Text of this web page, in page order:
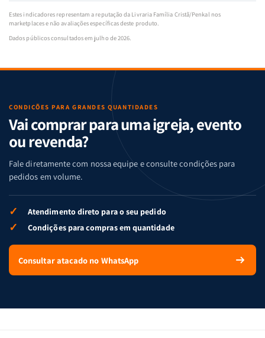
Estes indicadores representam a reputação da Livraria Família Cristã/Penkal nos
marketplaces e não avaliações específicas deste produto.
Dados públicos consultados em julho de 2026.
CONDIÇÕES PARA GRANDES QUANTIDADES
Vai comprar para uma igreja, evento
ou revenda?
Fale diretamente com nossa equipe e consulte condições para
pedidos em volume.
✓ Atendimento direto para o seu pedido
✓ Condições para compras em quantidade
Consultar atacado no WhatsApp